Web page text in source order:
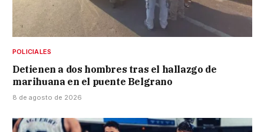
POLICIALES
Detienen a dos hombres tras el hallazgo de
marihuana en el puente Belgrano
8 de agosto de 2026